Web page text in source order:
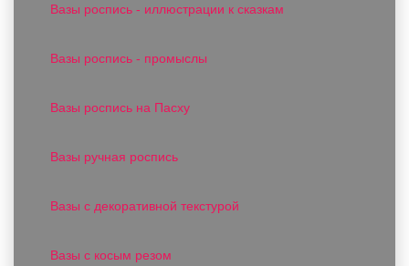
Вазы роспись - иллюстрации к сказкам
Вазы роспись - промыслы
Вазы роспись на Пасху
Вазы ручная роспись
Вазы с декоративной текстурой
Вазы с косым резом